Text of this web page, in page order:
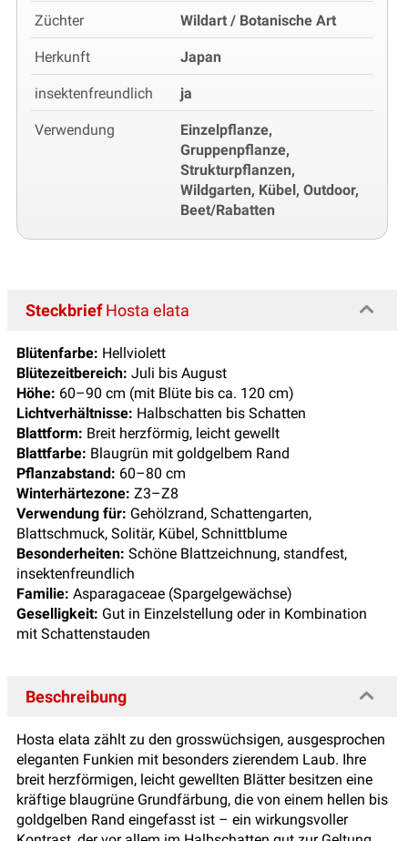
Züchter Wildart / Botanische Art
Herkunft Japan
insektenfreundlich ja
Verwendung
Einzelpflanze,
Gruppenpflanze,
Strukturpflanzen,
Wildgarten, Kübel, Outdoor,
Beet/Rabatten
SteckbriefHosta elata
Blütenfarbe: Hellviolett
Blütezeitbereich: Juli bis August
Höhe: 60–90 cm (mit Blüte bis ca. 120 cm)
Lichtverhältnisse: Halbschatten bis Schatten
Blattform: Breit herzförmig, leicht gewellt
Blattfarbe: Blaugrün mit goldgelbem Rand
Pflanzabstand: 60–80 cm
Winterhärtezone: Z3–Z8
Verwendung für: Gehölzrand, Schattengarten,
Blattschmuck, Solitär, Kübel, Schnittblume
Besonderheiten: Schöne Blattzeichnung, standfest,
insektenfreundlich
Familie: Asparagaceae (Spargelgewächse)
Geselligkeit: Gut in Einzelstellung oder in Kombination
mit Schattenstauden
Beschreibung
Hosta elata zählt zu den grosswüchsigen, ausgesprochen
eleganten Funkien mit besonders zierendem Laub. Ihre
breit herzförmigen, leicht gewellten Blätter besitzen eine
kräftige blaugrüne Grundfärbung, die von einem hellen bis
goldgelben Rand eingefasst ist – ein wirkungsvoller